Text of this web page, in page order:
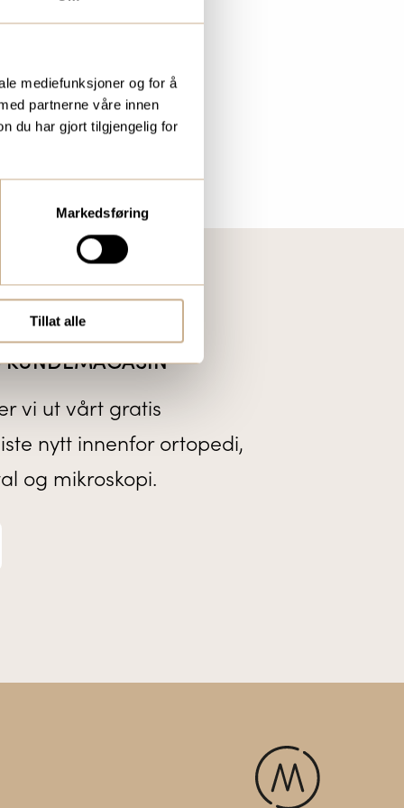
mediefunksjoner og for å
partnerne våre innen
du har gjort tilgjengelig for
Markedsføring
Tillat alle
KUNDEMAGASIN
vi ut vårt gratis
nytt innenfor ortopedi,
og mikroskopi.